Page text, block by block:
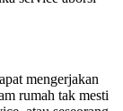
mengerjakan
rumah tak mesti